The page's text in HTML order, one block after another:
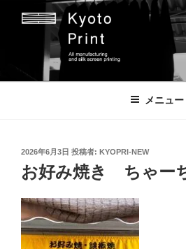
京都プリント
京都市のオリジナルプリント会社
メニュー
投
稿
日:
2026年6月3日 投稿者: KYOPRI-NEW
お好み焼き ちゃー